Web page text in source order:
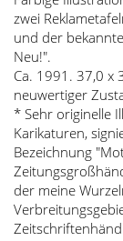
zwei
und der
Neu!".
Ca. 1991. 37,0 x
neuwertiger
* Sehr originelle
Karikaturen,
Bezeichnung
der meine